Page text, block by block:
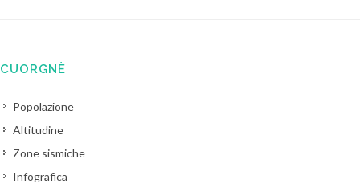
CUORGNÈ
Popolazione
Altitudine
Zone sismiche
Infografica